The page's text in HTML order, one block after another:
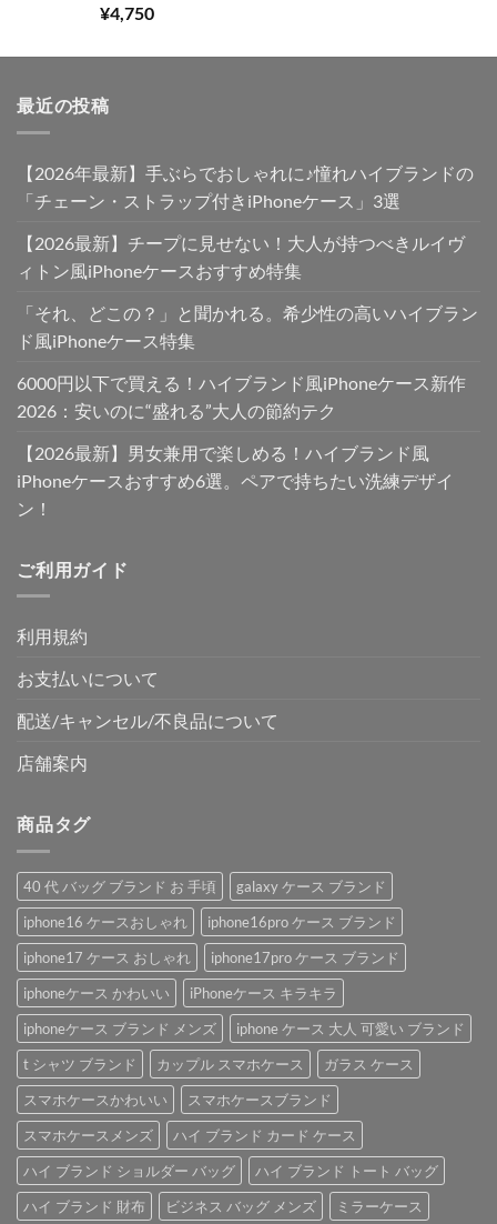
5段階中
5.00
¥4,750
最近の投稿
【2026年最新】手ぶらでおしゃれに♪憧れハイブランドの
「チェーン・ストラップ付きiPhoneケース」3選
【2026最新】チープに見せない！大人が持つべきルイヴ
ィトン風iPhoneケースおすすめ特集
「それ、どこの？」と聞かれる。希少性の高いハイブラン
ド風iPhoneケース特集
6000円以下で買える！ハイブランド風iPhoneケース新作
2026：安いのに“盛れる”大人の節約テク
【2026最新】男女兼用で楽しめる！ハイブランド風
iPhoneケースおすすめ6選。ペアで持ちたい洗練デザイ
ン！
ご利用ガイド
利用規約
お支払いについて
配送/キャンセル/不良品について
店舗案内
商品タグ
40 代 バッグ ブランド お 手頃
galaxy ケース ブランド
iphone16 ケースおしゃれ
iphone16pro ケース ブランド
iphone17 ケース おしゃれ
iphone17pro ケース ブランド
iphoneケース かわいい
iPhoneケース キラキラ
iphoneケース ブランド メンズ
iphone ケース 大人 可愛い ブランド
t シャツ ブランド
カップル スマホケース
ガラス ケース
スマホケースかわいい
スマホケースブランド
スマホケースメンズ
ハイ ブランド カード ケース
ハイ ブランド ショルダー バッグ
ハイ ブランド トート バッグ
ハイ ブランド 財布
ビジネス バッグ メンズ ミラーケース